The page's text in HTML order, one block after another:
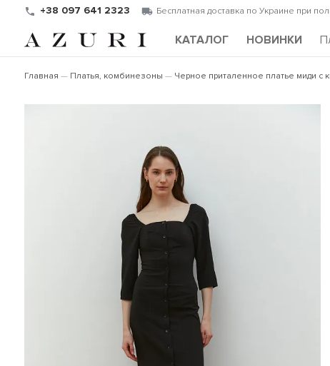
+38 097 641 2323 Бесплатная доставка по Украине при
КАТАЛОГ НОВИНКИ
Главная Платья, комбинезоны Черное приталенное платье миди с